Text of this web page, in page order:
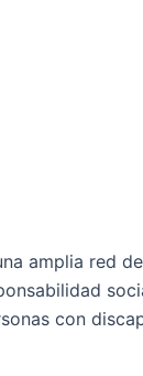
amplia red
con